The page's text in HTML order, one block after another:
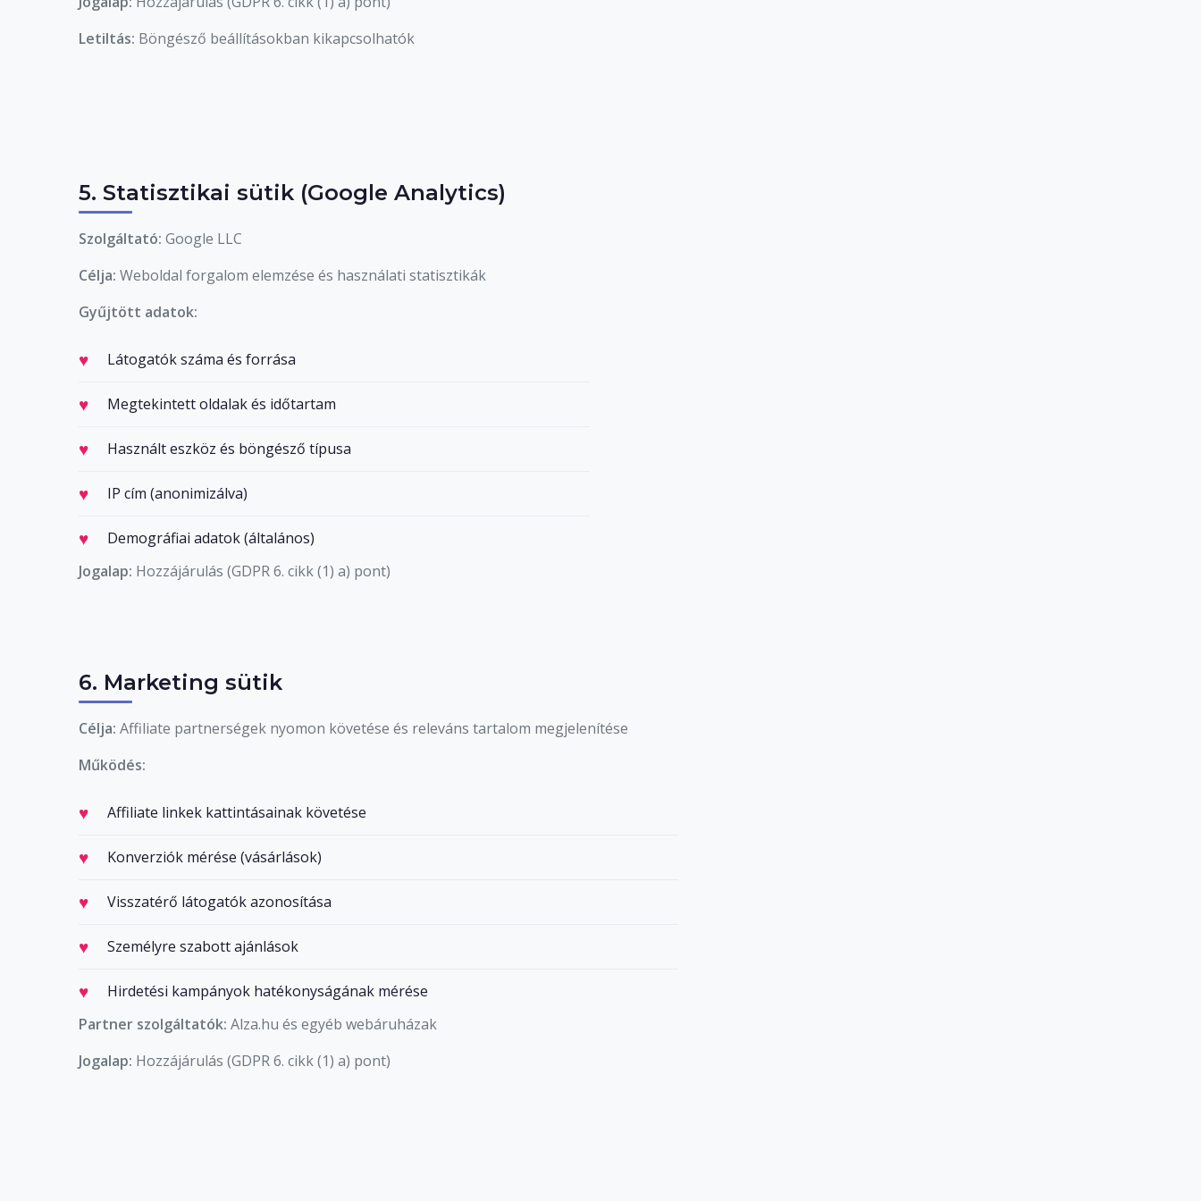
Letiltás: Böngésző beállításokban kikapcsolhatók
5. Statisztikai sütik (Google Analytics)
Szolgáltató: Google LLC
Célja: Weboldal forgalom elemzése és használati statisztikák
Gyűjtött adatok:
Látogatók száma és forrása
Megtekintett oldalak és időtartam
Használt eszköz és böngésző típusa
IP cím (anonimizálva)
Demográfiai adatok (általános)
Jogalap: Hozzájárulás (GDPR 6. cikk (1) a) pont)
6. Marketing sütik
Célja: Affiliate partnerségek nyomon követése és releváns tartalom megjelenítése
Működés:
Affiliate linkek kattintásainak követése
Konverziók mérése (vásárlások)
Visszatérő látogatók azonosítása
Személyre szabott ajánlások
Hirdetési kampányok hatékonyságának mérése
Partner szolgáltatók: Alza.hu és egyéb webáruházak
Jogalap: Hozzájárulás (GDPR 6. cikk (1) a) pont)